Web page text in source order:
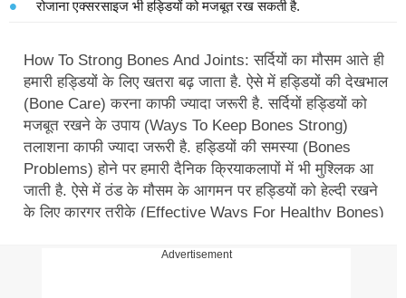
रोजाना एक्सरसाइज भी हड्डियों को मजबूत रख सकती है.
How To Strong Bones And Joints: सर्दियों का मौसम आते ही
हमारी हड्डियों के लिए खतरा बढ़ जाता है. ऐसे में हड्डियों की देखभाल
(Bone Care) करना काफी ज्यादा जरूरी है. सर्दियों हड्डियों को
मजबूत रखने के उपाय (Ways To Keep Bones Strong)
तलाशना काफी ज्यादा जरूरी है. हड्डियों की समस्या (Bones
Problems) होने पर हमारी दैनिक क्रियाकलापों में भी मुश्लिक आ
जाती है. ऐसे में ठंड के मौसम के आगमन पर हड्डियों को हेल्दी रखने
के लिए कारगर तरीके (Effective Ways For Healthy Bones)
ज्यादा देखभाल की जरूरत क्यों होती है? इससे जुड़े कई सवाल हैं
Advertisement